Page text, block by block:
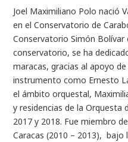
Joel Maximiliano Polo nació
en el Conservatorio de
Conservatorio Simón Bolívar
conservatorio, se ha
maracas, gracias al apoyo
instrumento como Ernesto
el ámbito orquestal,
y residencias de la Orquesta
2017 y 2018. Fue miembro
Caracas (2010 – 2013),